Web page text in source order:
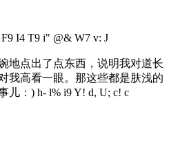
I4 T9 i" @& W7 v: J
地点出了点东西，说明我对道长
我高看一眼。那这些都是肤浅的
儿： ) h- l% i9 Y! d, U; c! c